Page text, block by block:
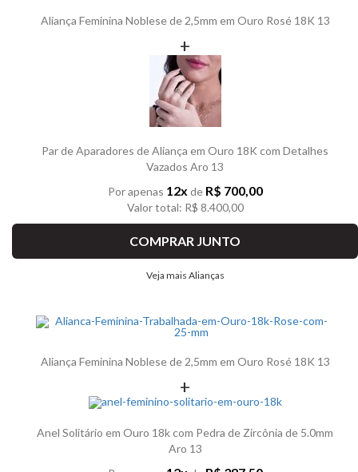
Aliança Feminina Noblese de 2,5mm em Ouro Rosé 18K 13
+
Par de Aparadores de Aliança em Ouro 18K com Detalhes
Vazados Aro 13
Por apenas 12x de R$ 700,00
Valor total: R$ 8.400,00
COMPRAR JUNTO
Veja mais Alianças
Aliança Feminina Noblese de 2,5mm em Ouro Rosé 18K 13
+
Anel Solitário em Ouro 18k com Pedra de Zircônia de 5.0mm
Aro 13